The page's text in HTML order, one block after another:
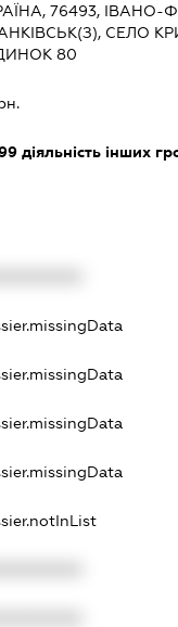
76493, ІВАНО-
СЕЛО
80
діяльність інших